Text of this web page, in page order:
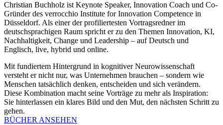
Christian Buchholz ist Keynote Speaker, Innovation Coach und Co-
Gründer des verrocchio Institute for Innovation Competence in
Düsseldorf. Als einer der profiliertesten Vortragsredner im
deutschsprachigen Raum spricht er zu den Themen Innovation, KI,
Nachhaltigkeit, Change und Leadership – auf Deutsch und
Englisch, live, hybrid und online.
Mit fundiertem Hintergrund in kognitiver Neurowissenschaft
versteht er nicht nur, was Unternehmen brauchen – sondern wie
Menschen tatsächlich denken, entscheiden und sich verändern.
Diese Kombination macht seine Vorträge zu mehr als Inspiration:
Sie hinterlassen ein klares Bild und den Mut, den nächsten Schritt zu
gehen.
BÜCHER ANSEHEN